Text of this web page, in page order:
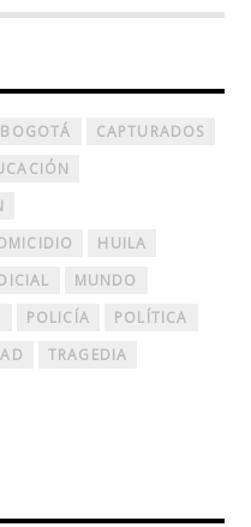
BOGOTÁ
CAPTURADOS
HUILA
MUNDO
POLICÍA
POLÍTICA
TRAGEDIA